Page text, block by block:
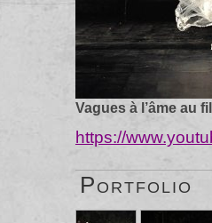
Vagues à l’âme au
https://
Portfolio